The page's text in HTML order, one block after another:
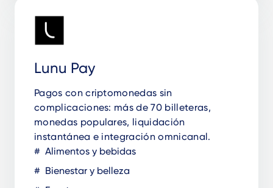
Lunu Pay
Pagos con criptomonedas sin
complicaciones: más de 70 billeteras,
monedas populares, liquidación
instantánea e integración omnicanal.
Alimentos y bebidas
Bienestar y belleza